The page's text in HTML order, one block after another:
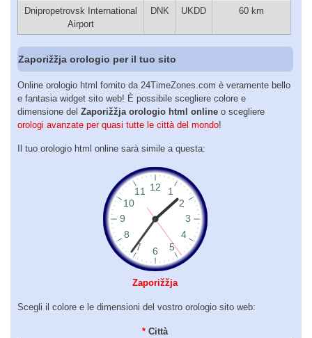
Dnipropetrovsk International
Airport
DNK UKDD 60 km
Zaporižžja orologio per il tuo sito
Online orologio html fornito da 24TimeZones.com è veramente bello
e fantasia widget sito web! È possibile scegliere colore e
dimensione del Zaporižžja orologio html online o scegliere
orologi avanzate per quasi tutte le città del mondo!
Il tuo orologio html online sarà simile a questa:
Zaporižžja
Scegli il colore e le dimensioni del vostro orologio sito web:
* Città